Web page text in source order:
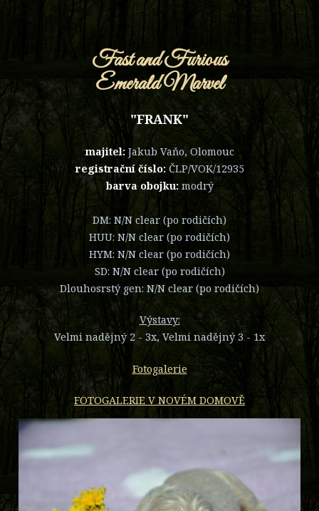
Fast and Furious
Emerald Marvel
"FRANK"
majitel: Jakub Vaňo, Olomouc
registrační číslo: ČLP/VOK/12935
barva obojku:modrý
DM: N/N clear (po rodičích)
HUU: N/N clear (po rodičích)
HYM: N/N clear (po rodičích)
SD: N/N clear (po rodičích)
Dlouhosrstý gen: N/N clear (po rodičích)
Výstavy:
Velmi nadějný 2 - 3x, Velmi nadějný 3 - 1x
Fotogalerie
FOTOGALERIE V NOVÉM DOMOVĚ